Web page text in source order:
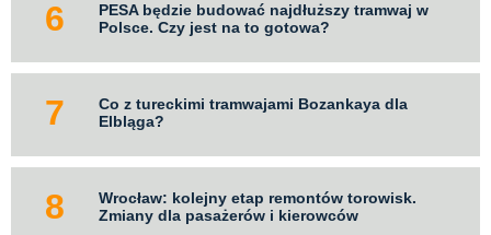
PESA będzie budować najdłuższy tramwaj w
Polsce. Czy jest na to gotowa?
Co z tureckimi tramwajami Bozankaya dla
Elbląga?
Wrocław: kolejny etap remontów torowisk.
Zmiany dla pasażerów i kierowców